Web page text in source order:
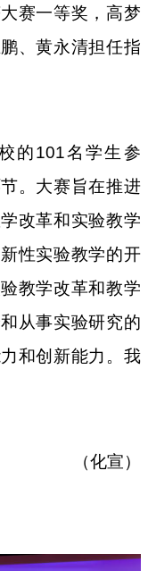
赛一等奖，高梦
、黄永清担任指
的101名学生参
。大赛旨在推进
改革和实验教学
性实验教学的开
教学改革和教学
从事实验研究的
和创新能力。我
（化宣）